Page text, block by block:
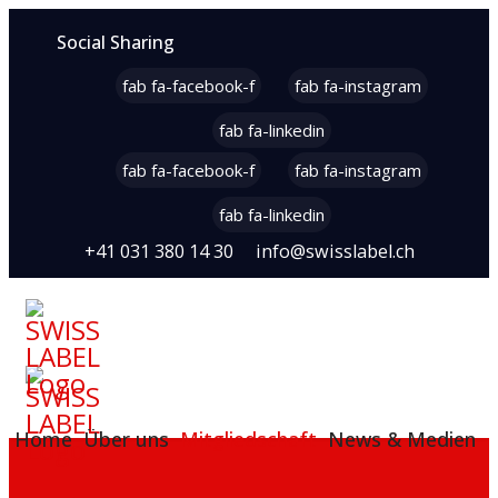
Social Sharing
fab fa-facebook-f
fab fa-instagram
fab fa-linkedin
fab fa-facebook-f
fab fa-instagram
fab fa-linkedin
+41 031 380 14 30 info@swisslabel.ch
Home Über uns Mitgliedschaft News & Medien